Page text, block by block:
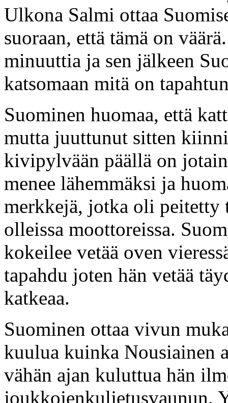
Ulkona Salmi ottaa
suoraan, että tämä on
minuuttia ja sen jälkeen
katsomaan mitä on
Suominen huomaa, että
mutta juuttunut sitten
kivipylvään päällä on
menee lähemmäksi ja
merkkejä, jotka oli peitetty
olleissa moottoreissa.
kokeilee vetää oven
tapahdu joten hän vetää
katkeaa.
Suominen ottaa vivun
kuulua kuinka Nousiainen
vähän ajan kuluttua hän
joukkojenkuljetusvaunun.